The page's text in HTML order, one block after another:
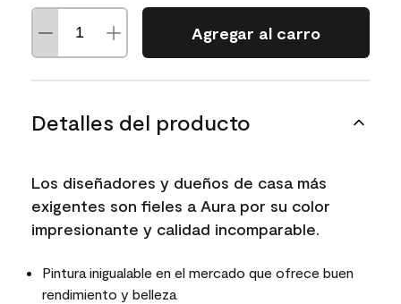
Agregar al carro
Detalles del producto
Los diseñadores y dueños de casa más
exigentes son fieles a Aura por su color
impresionante y calidad incomparable.
Pintura inigualable en el mercado que ofrece buen
rendimiento y belleza